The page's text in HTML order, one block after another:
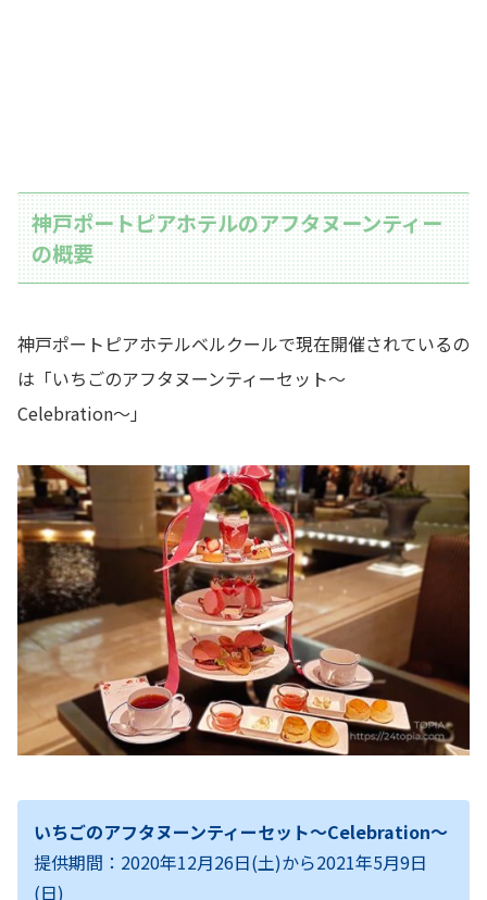
神戸ポートピアホテルのアフタヌーンティー
の概要
神戸ポートピアホテルベルクールで現在開催されているの
は「いちごのアフタヌーンティーセット〜
Celebration〜」
いちごのアフタヌーンティーセット〜Celebration〜
提供期間：2020年12月26日(土)から2021年5月9日
(日)